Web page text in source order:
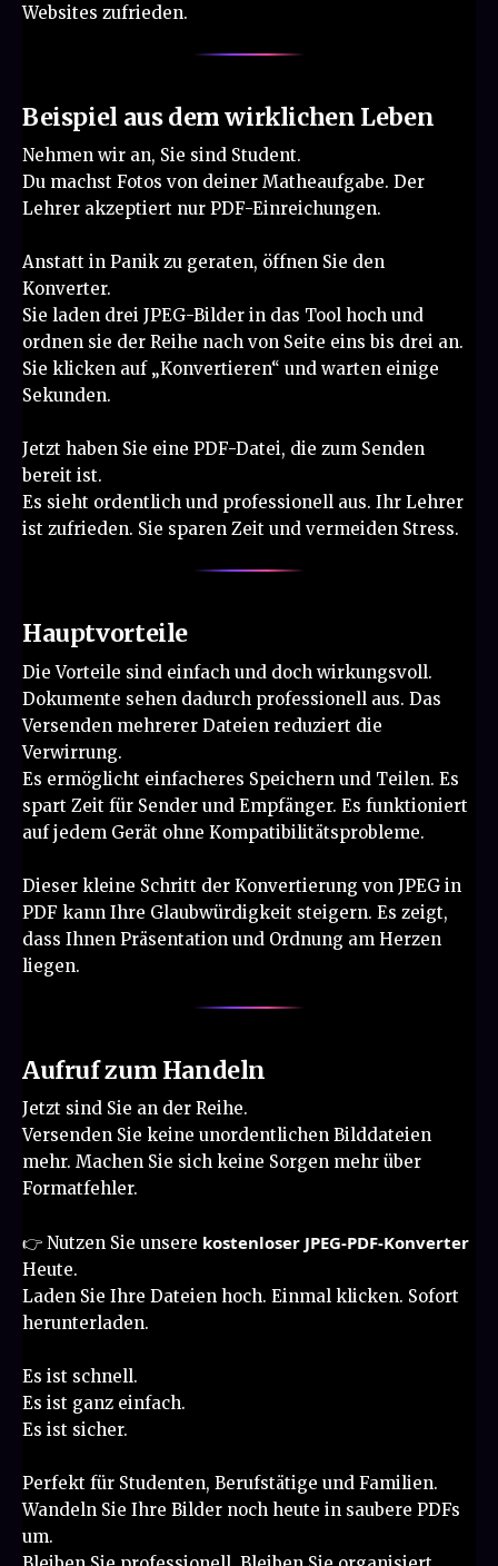
Websites zufrieden.
Beispiel aus dem wirklichen Leben
Nehmen wir an, Sie sind Student.
Du machst Fotos von deiner Matheaufgabe. Der
Lehrer akzeptiert nur PDF-Einreichungen.
Anstatt in Panik zu geraten, öffnen Sie den
Konverter.
Sie laden drei JPEG-Bilder in das Tool hoch und
ordnen sie der Reihe nach von Seite eins bis drei an.
Sie klicken auf „Konvertieren“ und warten einige
Sekunden.
Jetzt haben Sie eine PDF-Datei, die zum Senden
bereit ist.
Es sieht ordentlich und professionell aus. Ihr Lehrer
ist zufrieden. Sie sparen Zeit und vermeiden Stress.
Hauptvorteile
Die Vorteile sind einfach und doch wirkungsvoll.
Dokumente sehen dadurch professionell aus. Das
Versenden mehrerer Dateien reduziert die
Verwirrung.
Es ermöglicht einfacheres Speichern und Teilen. Es
spart Zeit für Sender und Empfänger. Es funktioniert
auf jedem Gerät ohne Kompatibilitätsprobleme.
Dieser kleine Schritt der Konvertierung von JPEG in
PDF kann Ihre Glaubwürdigkeit steigern. Es zeigt,
dass Ihnen Präsentation und Ordnung am Herzen
liegen.
Aufruf zum Handeln
Jetzt sind Sie an der Reihe.
Versenden Sie keine unordentlichen Bilddateien
mehr. Machen Sie sich keine Sorgen mehr über
Formatfehler.
👉 Nutzen Sie unsere kostenloser JPEG-PDF-Konverter
Heute.
Laden Sie Ihre Dateien hoch. Einmal klicken. Sofort
herunterladen.
Es ist schnell.
Es ist ganz einfach.
Es ist sicher.
Perfekt für Studenten, Berufstätige und Familien.
Wandeln Sie Ihre Bilder noch heute in saubere PDFs
um.